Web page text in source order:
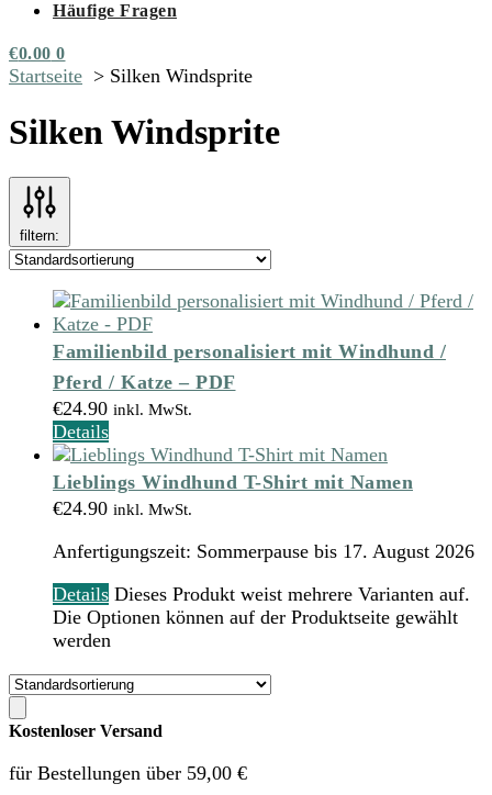
Häufige Fragen
€0.00 0
Startseite Silken Windsprite
Silken Windsprite
filtern:
Familienbild personalisiert mit Windhund /
Pferd / Katze – PDF
€24.90 inkl. MwSt.
Details
Lieblings Windhund T-Shirt mit Namen
€24.90 inkl. MwSt.
Anfertigungszeit: Sommerpause bis 17. August 2026
Details Dieses Produkt weist mehrere Varianten auf.
Die Optionen können auf der Produktseite gewählt
werden
Kostenloser Versand
für Bestellungen über 59,00 €